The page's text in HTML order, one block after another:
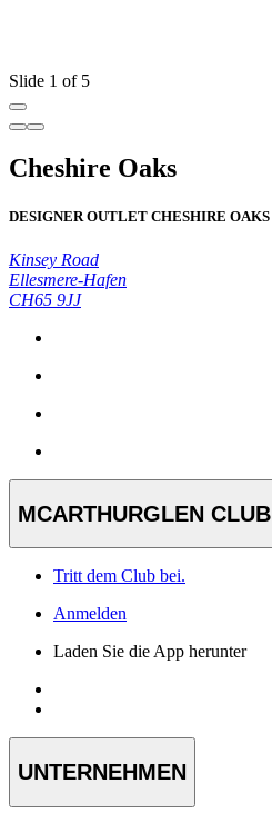
Slide 1 of 5
Cheshire Oaks
DESIGNER OUTLET CHESHIRE OAKS
Kinsey Road
Ellesmere-Hafen
CH65 9JJ
MCARTHURGLEN CLUB
Tritt dem Club bei.
Anmelden
Laden Sie die App herunter
UNTERNEHMEN